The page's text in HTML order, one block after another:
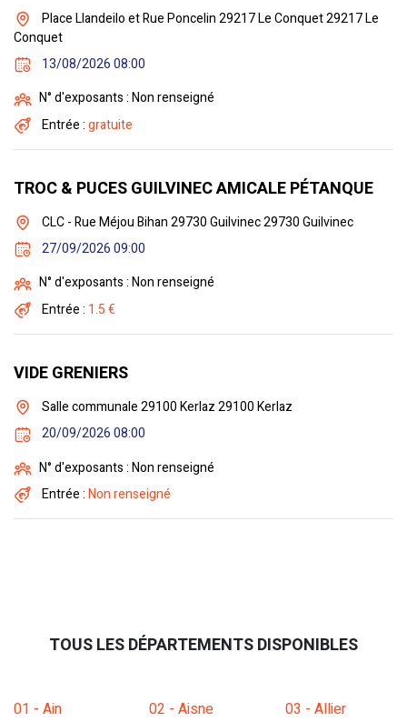
Place Llandeilo et Rue Poncelin 29217 Le Conquet 29217 Le
Conquet
13/08/2026 08:00
N° d'exposants : Non renseigné
Entrée :gratuite
TROC & PUCES GUILVINEC AMICALE PÉTANQUE
CLC - Rue Méjou Bihan 29730 Guilvinec 29730 Guilvinec
27/09/2026 09:00
N° d'exposants : Non renseigné
Entrée : 1.5 €
VIDE GRENIERS
Salle communale 29100 Kerlaz 29100 Kerlaz
20/09/2026 08:00
N° d'exposants : Non renseigné
Entrée :Non renseigné
TOUS LES DÉPARTEMENTS DISPONIBLES
01 - Ain 02 - Aisne
03 - Allier